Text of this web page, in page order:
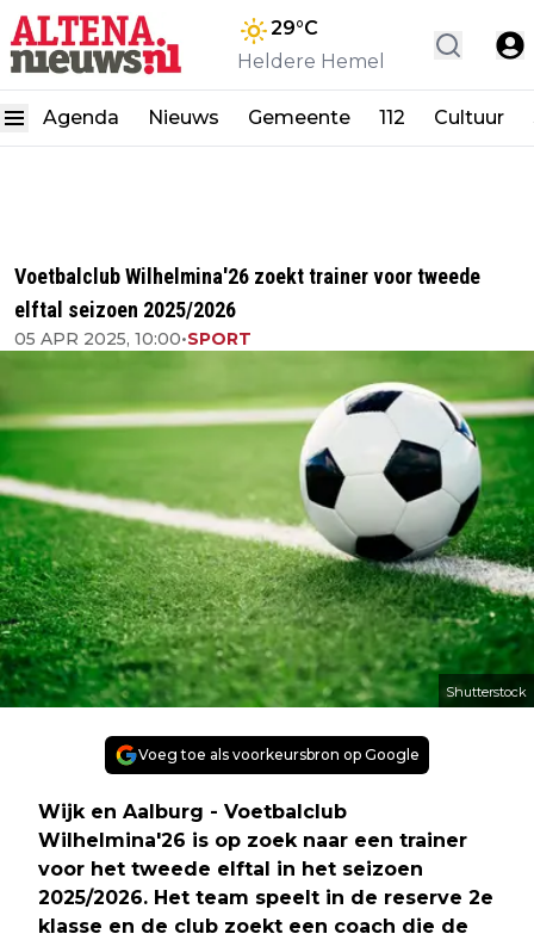
29°C
Heldere Hemel
Agenda Nieuws Gemeente 112 Cultuur
Voetbalclub Wilhelmina'26 zoekt trainer voor tweede
elftal seizoen 2025/2026
05 APR 2025, 10:00•SPORT
Shutterstock
Voeg toe als voorkeursbron op Google
Wijk en Aalburg - Voetbalclub
Wilhelmina'26 is op zoek naar een trainer
voor het tweede elftal in het seizoen
2025/2026. Het team speelt in de reserve 2e
klasse en de club zoekt een coach die de